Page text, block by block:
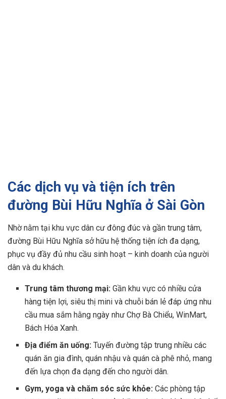
Các dịch vụ và tiện ích trên
đường Bùi Hữu Nghĩa ở Sài Gòn
Nhờ nằm tại khu vực dân cư đông đúc và gần trung tâm,
đường Bùi Hữu Nghĩa sở hữu hệ thống tiện ích đa dạng,
phục vụ đầy đủ nhu cầu sinh hoạt – kinh doanh của người
dân và du khách.
Trung tâm thương mại: Gần khu vực có nhiều cửa
hàng tiện lợi, siêu thị mini và chuỗi bán lẻ đáp ứng nhu
cầu mua sắm hằng ngày như Chợ Bà Chiểu, WinMart,
Bách Hóa Xanh.
Địa điểm ăn uống: Tuyến đường tập trung nhiều các
quán ăn gia đình, quán nhậu và quán cà phê nhỏ, mang
đến lựa chọn đa dạng đến cho người dân.
Gym, yoga và chăm sóc sức khỏe: Các phòng tập